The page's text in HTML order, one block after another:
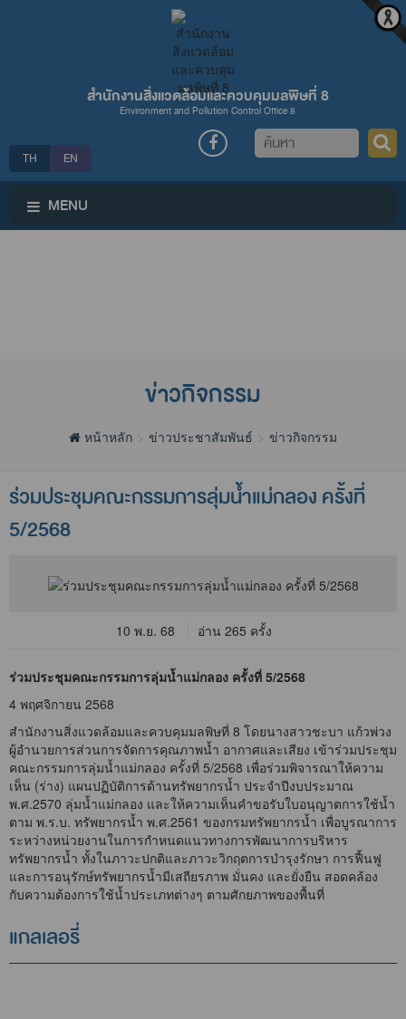
สำนักงานสิ่งแวดล้อมและควบคุมมลพิษที่ 8
Environment and Pollution Control Office 8
TH EN
ค้นหา
MENU
ข่าวกิจกรรม
หน้าหลัก ข่าวประชาสัมพันธ์ ข่าวกิจกรรม
ร่วมประชุมคณะกรรมการลุ่มน้ำแม่กลอง ครั้งที่
5/2568
10 พ.ย. 68 อ่าน 265 ครั้ง
ร่วมประชุมคณะกรรมการลุ่มน้ำแม่กลอง ครั้งที่ 5/2568
4 พฤศจิกายน 2568
สำนักงานสิ่งแวดล้อมและควบคุมมลพิษที่ 8 โดยนางสาวชะบา แก้วพ่วง
ผู้อำนวยการส่วนการจัดการคุณภาพน้ำ อากาศและเสียง เข้าร่วมประชุม
คณะกรรมการลุ่มน้ำแม่กลอง ครั้งที่ 5/2568 เพื่อร่วมพิจารณาให้ความ
เห็น (ร่าง) แผนปฏิบัติการด้านทรัพยากรน้ำ ประจำปีงบประมาณ
พ.ศ.2570 ลุ่มน้ำแม่กลอง และให้ความเห็นคำขอรับใบอนุญาตการใช้น้ำ
ตาม พ.ร.บ. ทรัพยากรน้ำ พ.ศ.2561 ของกรมทรัพยากรน้ำ เพื่อบูรณาการ
ระหว่างหน่วยงานในการกำหนดแนวทางการพัฒนาการบริหาร
ทรัพยากรน้ำ ทั้งในภาวะปกติและภาวะวิกฤตการบำรุงรักษา การฟื้นฟู
และการอนุรักษ์ทรัพยากรน้ำมีเสถียรภาพ มั่นคง และยั่งยืน สอดคล้อง
กับความต้องการใช้น้ำประเภทต่างๆ ตามศักยภาพของพื้นที่
แกลเลอรี่